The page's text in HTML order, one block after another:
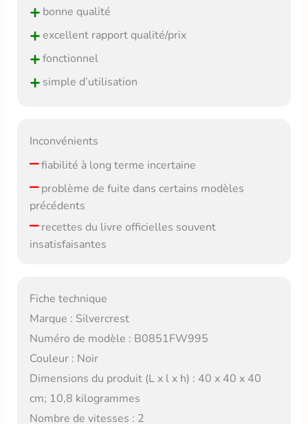
+bonne qualité
+excellent rapport qualité/prix
+fonctionnel
+simple d’utilisation
Inconvénients
–fiabilité à long terme incertaine
–problème de fuite dans certains modèles
précédents
–recettes du livre officielles souvent
insatisfaisantes
Fiche technique
Marque : Silvercrest
Numéro de modèle : B0851FW995
Couleur : Noir
Dimensions du produit (L x l x h) : 40 x 40 x 40
cm; 10,8 kilogrammes
Nombre de vitesses : 2